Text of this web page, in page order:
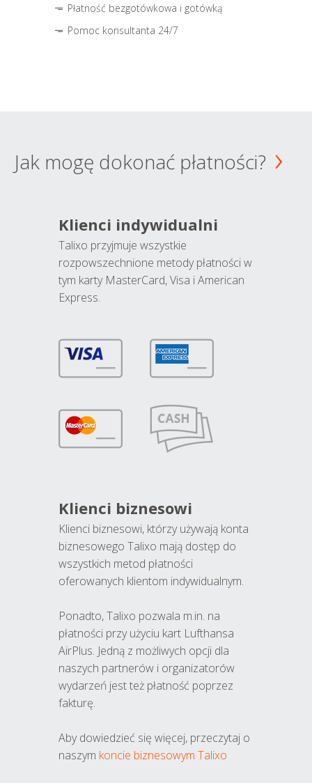
Płatność bezgotówkowa i gotówką
Pomoc konsultanta 24/7
Jak mogę dokonać płatności?
Klienci indywidualni
Talixo przyjmuje wszystkie
rozpowszechnione metody płatności w
tym karty MasterCard, Visa i American
Express.
Klienci biznesowi
Klienci biznesowi, którzy używają konta
biznesowego Talixo mają dostęp do
wszystkich metod płatności
oferowanych klientom indywidualnym.
Ponadto, Talixo pozwala m.in. na
płatności przy użyciu kart Lufthansa
AirPlus. Jedną z możliwych opcji dla
naszych partnerów i organizatorów
wydarzeń jest też płatność poprzez
fakturę.
Aby dowiedzieć się więcej, przeczytaj o
naszym koncie biznesowym Talixo